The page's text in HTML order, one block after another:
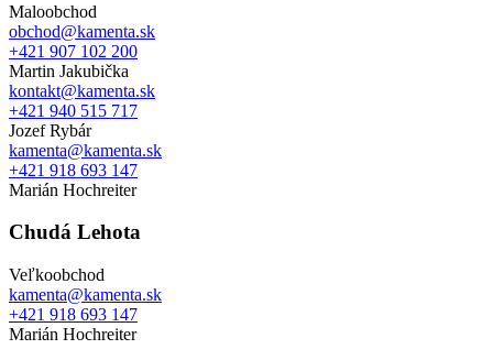
Maloobchod
obchod@kamenta.sk
+421 907 102 200
Martin Jakubička
kontakt@kamenta.sk
+421 940 515 717
Jozef Rybár
kamenta@kamenta.sk
+421 918 693 147
Marián Hochreiter
Chudá Lehota
Veľkoobchod
kamenta@kamenta.sk
+421 918 693 147
Marián Hochreiter